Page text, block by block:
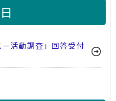
－活動調査」回答受付